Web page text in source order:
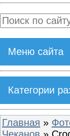
Меню сайта
Категории
Главная »